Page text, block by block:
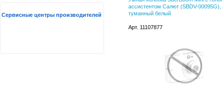
ассистентом Салют (SBDV-00095G),
туманный белый
Арт. 11107877
Сервисные центры производителей